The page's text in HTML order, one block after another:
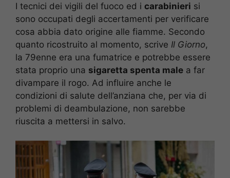
I tecnici dei vigili del fuoco ed i carabinieri si
sono occupati degli accertamenti per verificare
cosa abbia dato origine alle fiamme. Secondo
quanto ricostruito al momento, scrive Il Giorno,
la 79enne era una fumatrice e potrebbe essere
stata proprio una sigaretta spenta male a far
divampare il rogo. Ad influire anche le
condizioni di salute dell’anziana che, per via di
problemi di deambulazione, non sarebbe
riuscita a mettersi in salvo.